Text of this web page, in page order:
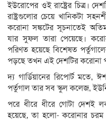
ইউরোপের ওই রাষ্ট্রের চিত্র।
রাষ্ট্রগুলোর চেয়ে খানিকটা
করোনা সঙ্কটের সূচনাতেই
যার সুফল তারা পেয়েছে।
পরিণত হয়েছে বিশেষত
পড়ছে তখন এই দেশটির করোনা
দ্য গার্ডিয়ানের রিপোর্ট মতে,
পর্তুগাল তার সব স্কুল কলেজ,
পরে ধীরে ধীরে গোটা দেশই
হয়েছে, তা হলো- করোনার চরম